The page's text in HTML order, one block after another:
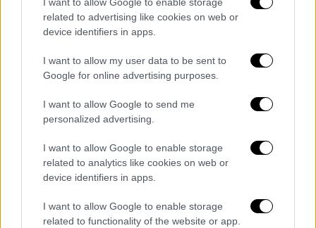
related to advertising like cookies on web or
device identifiers in apps.
I want to allow my user data to be sent to
Google for online advertising purposes.
I want to allow Google to send me
personalized advertising.
I want to allow Google to enable storage
related to analytics like cookies on web or
device identifiers in apps.
I want to allow Google to enable storage
related to functionality of the website or app.
Ελλάδα|07.02.2022 12:25
Συναγερμός στην Κρήτη:
Βαρυποινίτες οι κρατούμενοι που
δραπέτευσαν από τα Χανιά
Ελλάδα|07.02.2022 12:47
Προπηλάκισαν τους συλληφθέντες
στα δικαστήρια - Ποιον «δείχνουν» ως